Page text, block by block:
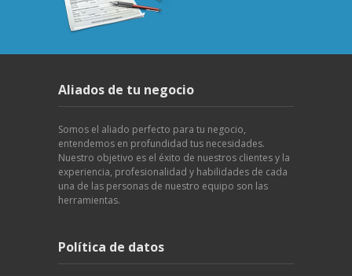
Aliados de tu negocio
Somos el aliado perfecto para tu negocio,
entendemos en profundidad tus necesidades.
Nuestro objetivo es el éxito de nuestros clientes y la
experiencia, profesionalidad y habilidades de cada
una de las personas de nuestro equipo son las
herramientas.
Política de datos